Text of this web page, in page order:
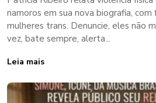
namoros em sua nova biografia,
mulheres trans. Denuncie, eles não
vez, bate sempre, alerta...
Leia mais